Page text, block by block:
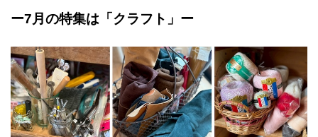
ー7月の特集は「クラフト」ー